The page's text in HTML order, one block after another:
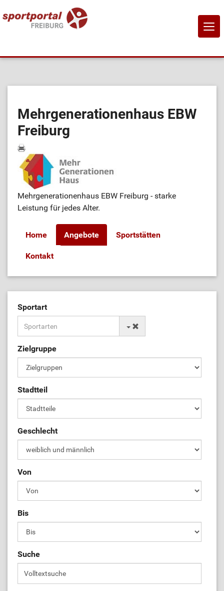
Sportanbietende
Sportstätten
Job-Börse
Mehrgenerationenhaus EBW
Freiburg
Mehrgenerationenhaus EBW Freiburg - starke
Leistung für jedes Alter.
Home Angebote Sportstätten
Kontakt
Sportart
Zielgruppe
Stadtteil
Geschlecht
Von
Bis
Suche